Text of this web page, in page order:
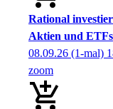
Rational
Aktien und ETFs
08.09.26 (1-mal)
zoom